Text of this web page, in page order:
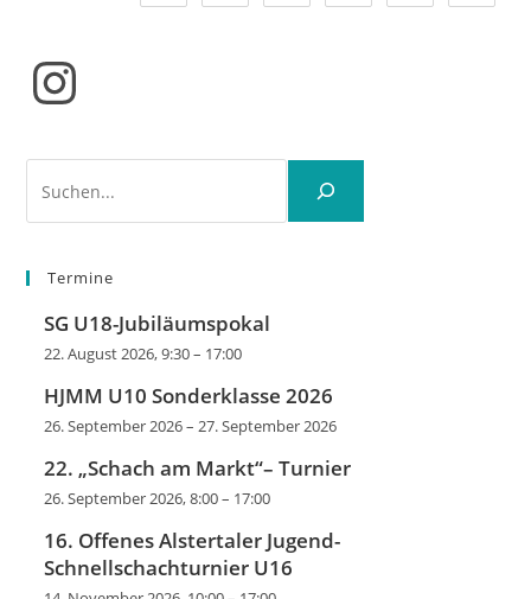
Instagram
Termine
SG U18-Jubiläumspokal
22. August 2026, 9:30– 17:00
HJMM U10 Sonderklasse 2026
26. September 2026–27. September 2026
22. „Schach am Markt“– Turnier
26. September 2026, 8:00– 17:00
16. Offenes Alstertaler Jugend-
Schnellschachturnier U16